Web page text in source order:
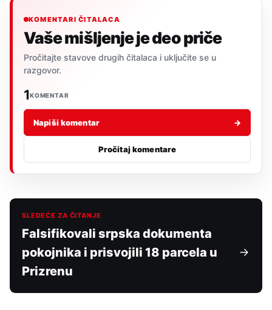
KOMENTARI ČITALACA
Vaše mišljenje je deo priče
Pročitajte stavove drugih čitalaca i uključite se u
razgovor.
1KOMENTAR
Napiši komentar →
Pročitaj komentare
SLEDEĆE ZA ČITANJE
Falsifikovali srpska dokumenta
pokojnika i prisvojili 18 parcela u
Prizrenu